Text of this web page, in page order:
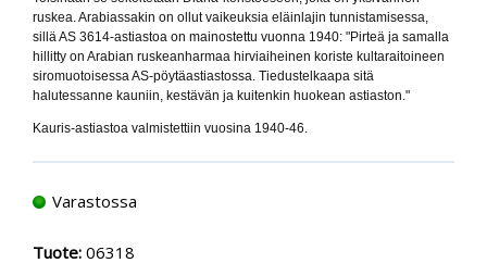
ruskea. Arabiassakin on ollut vaikeuksia eläinlajin tunnistamisessa,
sillä AS 3614-astiastoa on mainostettu vuonna 1940: "Pirteä ja samalla
hillitty on Arabian ruskeanharmaa hirviaiheinen koriste kultaraitoineen
siromuotoisessa AS-pöytäastiastossa. Tiedustelkaapa sitä
halutessanne kauniin, kestävän ja kuitenkin huokean astiaston."
Kauris-astiastoa valmistettiin vuosina 1940-46.
Varastossa
Tuote: 06318